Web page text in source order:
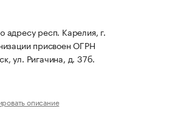
адресу респ. Карелия, г.
присвоен ОГРН
ул. Ригачина, д. 37б.
описание